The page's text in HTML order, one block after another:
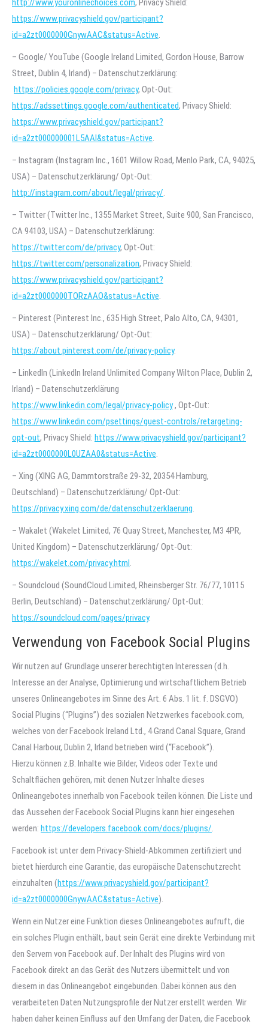
http://www.youronlinechoices.com, Privacy Shield:
https://www.privacyshield.gov/participant?
id=a2zt0000000GnywAAC&status=Active.
– Google/ YouTube (Google Ireland Limited, Gordon House, Barrow
Street, Dublin 4, Irland) – Datenschutzerklärung:
https://policies.google.com/privacy, Opt-Out:
https://adssettings.google.com/authenticated, Privacy Shield:
https://www.privacyshield.gov/participant?
id=a2zt000000001L5AAI&status=Active.
– Instagram (Instagram Inc., 1601 Willow Road, Menlo Park, CA, 94025,
USA) – Datenschutzerklärung/ Opt-Out:
http://instagram.com/about/legal/privacy/.
– Twitter (Twitter Inc., 1355 Market Street, Suite 900, San Francisco,
CA 94103, USA) – Datenschutzerklärung:
https://twitter.com/de/privacy, Opt-Out:
https://twitter.com/personalization, Privacy Shield:
https://www.privacyshield.gov/participant?
id=a2zt0000000TORzAAO&status=Active.
– Pinterest (Pinterest Inc., 635 High Street, Palo Alto, CA, 94301,
USA) – Datenschutzerklärung/ Opt-Out:
https://about.pinterest.com/de/privacy-policy.
– LinkedIn (LinkedIn Ireland Unlimited Company Wilton Place, Dublin 2,
Irland) – Datenschutzerklärung
https://www.linkedin.com/legal/privacy-policy, Opt-Out:
https://www.linkedin.com/psettings/guest-controls/retargeting-
opt-out, Privacy Shield: https://www.privacyshield.gov/participant?
id=a2zt0000000L0UZAA0&status=Active.
– Xing (XING AG, Dammtorstraße 29-32, 20354 Hamburg,
Deutschland) – Datenschutzerklärung/ Opt-Out:
https://privacy.xing.com/de/datenschutzerklaerung.
– Wakalet (Wakelet Limited, 76 Quay Street, Manchester, M3 4PR,
United Kingdom) – Datenschutzerklärung/ Opt-Out:
https://wakelet.com/privacy.html.
– Soundcloud (SoundCloud Limited, Rheinsberger Str. 76/77, 10115
Berlin, Deutschland) – Datenschutzerklärung/ Opt-Out:
https://soundcloud.com/pages/privacy.
Verwendung von Facebook Social Plugins
Wir nutzen auf Grundlage unserer berechtigten Interessen (d.h.
Interesse an der Analyse, Optimierung und wirtschaftlichem Betrieb
unseres Onlineangebotes im Sinne des Art. 6 Abs. 1 lit. f. DSGVO)
Social Plugins (“Plugins”) des sozialen Netzwerkes facebook.com,
welches von der Facebook Ireland Ltd., 4 Grand Canal Square, Grand
Canal Harbour, Dublin 2, Irland betrieben wird (“Facebook”).
Hierzu können z.B. Inhalte wie Bilder, Videos oder Texte und
Schaltflächen gehören, mit denen Nutzer Inhalte dieses
Onlineangebotes innerhalb von Facebook teilen können. Die Liste und
das Aussehen der Facebook Social Plugins kann hier eingesehen
werden: https://developers.facebook.com/docs/plugins/.
Facebook ist unter dem Privacy-Shield-Abkommen zertifiziert und
bietet hierdurch eine Garantie, das europäische Datenschutzrecht
einzuhalten (https://www.privacyshield.gov/participant?
id=a2zt0000000GnywAAC&status=Active).
Wenn ein Nutzer eine Funktion dieses Onlineangebotes aufruft, die
ein solches Plugin enthält, baut sein Gerät eine direkte Verbindung mit
den Servern von Facebook auf. Der Inhalt des Plugins wird von
Facebook direkt an das Gerät des Nutzers übermittelt und von
diesem in das Onlineangebot eingebunden. Dabei können aus den
verarbeiteten Daten Nutzungsprofile der Nutzer erstellt werden. Wir
haben daher keinen Einfluss auf den Umfang der Daten, die Facebook